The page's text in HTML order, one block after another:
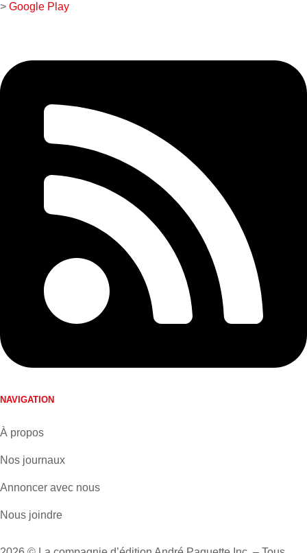
> Google Play
NAVIGATION
À propos
Nos journaux
Annoncer avec nous
Nous joindre